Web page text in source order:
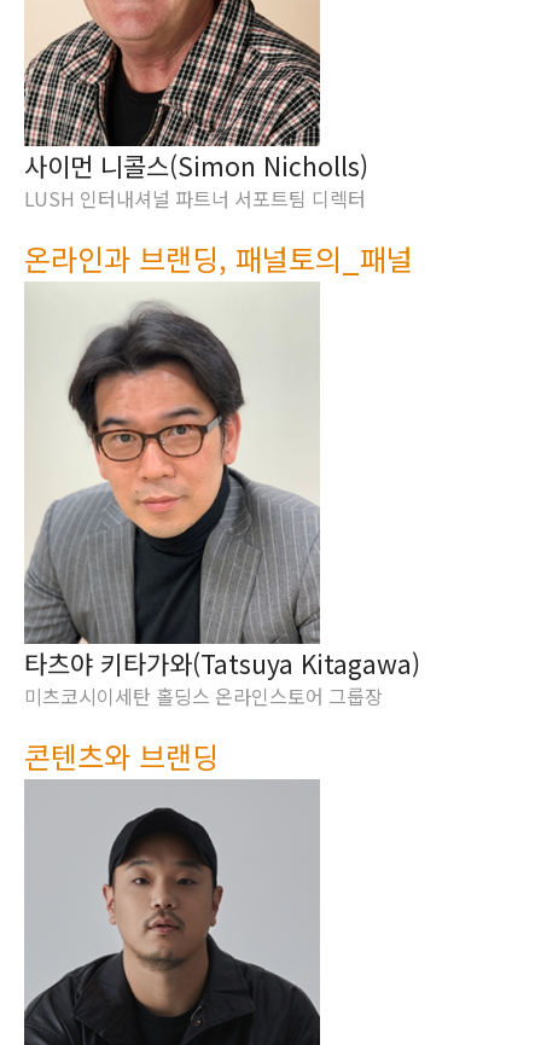
사이먼 니콜스(Simon Nicholls)
LUSH 인터내셔널 파트너 서포트팀 디렉터
온라인과 브랜딩, 패널토의_패널
타츠야 키타가와(Tatsuya Kitagawa)
미츠코시이세탄 홀딩스 온라인스토어 그룹장
콘텐츠와 브랜딩